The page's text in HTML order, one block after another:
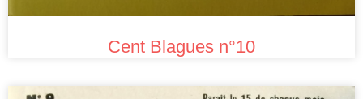
Cent Blagues n°10